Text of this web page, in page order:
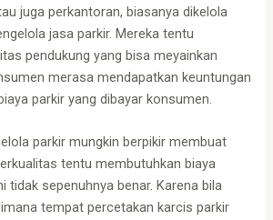
juga perkantoran, biasanya dikelola
jasa parkir. Mereka tentu
pendukung yang bisa meyainkan
merasa mendapatkan keuntungan
parkir yang dibayar konsumen.
parkir mungkin berpikir membuat
tentu membutuhkan biaya
tidak sepenuhnya benar. Karena bila
tempat percetakan karcis parkir